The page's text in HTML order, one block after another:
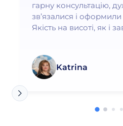
гарну консультацію,
зв’язалися і
Якість на висоті, як і
Katrina